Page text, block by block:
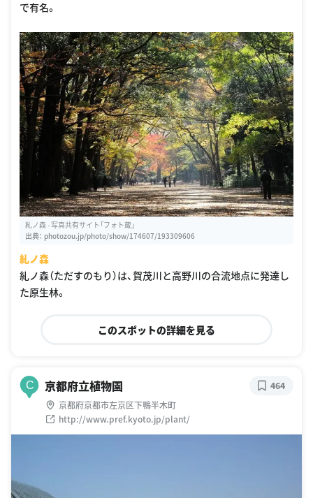
で有名。
糺ノ森 - 写真共有サイト「フォト蔵」
出典： photozou.jp/photo/show/174607/193309606
糺ノ森
糺ノ森（ただすのもり）は、賀茂川と高野川の合流地点に発達し
た原生林。
このスポットの詳細を見る
C 京都府立植物園
京都府京都市左京区下鴨半木町
http://www.pref.kyoto.jp/plant/
464